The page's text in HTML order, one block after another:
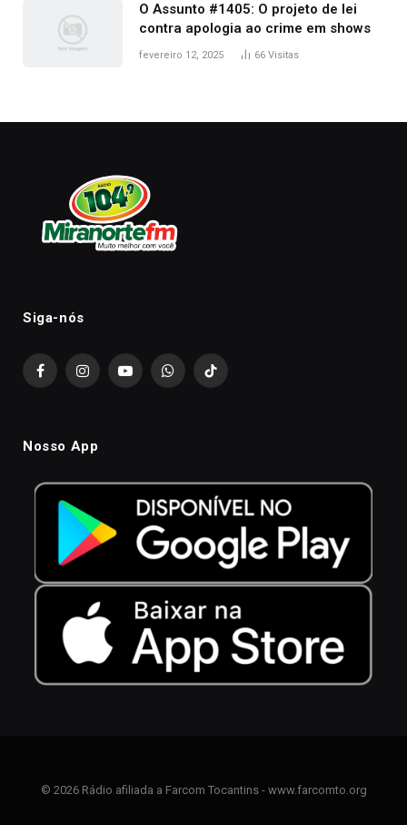
O Assunto #1405: O projeto de lei
contra apologia ao crime em shows
fevereiro 12, 2025 66 Visitas
Siga-nós
FacebookInstagramYouTubeWhatsAppTikTok
Nosso App
© 2026 Rádio afiliada a Farcom Tocantins - www.farcomto.org